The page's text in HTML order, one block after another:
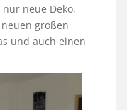
neue Deko,
großen
und auch einen